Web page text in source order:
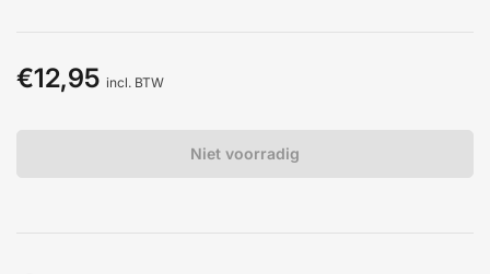
Normale
€12,95 incl. BTW
Niet voorradig